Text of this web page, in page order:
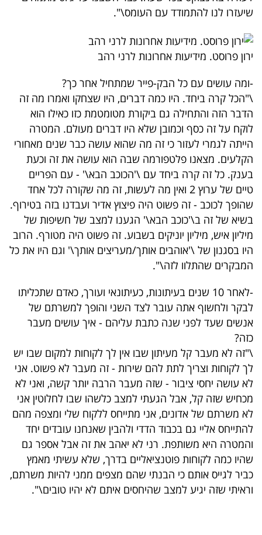
שיעזרו לנו להתמודד עם העומס\".
ירון פרוסט. מידיעות אחרונות לרני רהב
-ומה עושים עם כל הבק-פייר שמתחיל אחר כך?
\"הכל קרה ביחד. היו כמה דברים, היו שצחקו ואמרו מה זה
הדבר הזה והתחילה גם ביקורת מטומטמת כזו כאילו הוא
לוקח על זה כסף וכמובן שלא היו דברים מעולם. המטרה
הייתה לגמרי לעזור כי זה מה שהוא עושה כבר שנים מאחורי
הקלעים. מצאנו פלטפורמה שבה הוא עושה את זה וכעת
בענק. כל זה קרה ביחד עם \'הכוכב הבא\' - עם הפריים
טיים של ערוץ 2 ואין מה לעשות, זה מה שקורה לכל אחד
שהופך לכוכב - זה פשוט היה פיצוץ אדיר ועבדנו בזה בטירוף.
בשיא של זה ב\'כוכב הבא\' הגענו למצב של חשיפות של
מיליון איש, מיליון יוניקים בשבוע. זה פשוט היה מטורף. הרוב
היו בסגנון של \'אוהבים אותך/מעריצים אותך\' וגם היו את כל
המבקרים שהתלוו לזה\".
-לאחר 10 שנים בעיתונות, כעיתונאי ועורך, כאדם שתכליתו
לבקר ולחשוף אתה עובר לצד השני והופך למשרתם של
אנשים שעד לפני שנה כתבת עליהם - איך עושים מעבר
כזה?
\"זה לא מעבר קל מעיתון שבו אין לך לקוחות למקום שבו יש
לך לקוחות וצריך לתת להם שירות - זה מעבר לא פשוט. אני
לא עושה יחסי ציבור - שזה מעבר הרבה יותר קשה, ואני לא
מכחיש שזה קל, אבל הגעתי למצב כלשהו שבו לחלוטין אני
לא משרתם של אדונים, אני מתייחס ללקוח שלי ומצפה מהם
להתייחס אליי גם בכבוד הדדי ולהבין שאנחנו עובדים יחד
והמטרה היא משותפת. רני לא יאהב את זה אבל אספר גם
שהיו כמה לקוחות פוטנציאליים בדרך, שלא עשיתי מאמץ
כביר לגייס אותם כי הבנתי שהם מצפים ממני להיות משרתם,
וראיתי שזה יגיע למצב שהיחסים איתם לא יהיו טובים\".